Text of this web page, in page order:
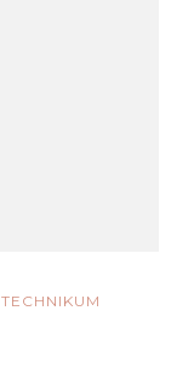
TECHNIKUM